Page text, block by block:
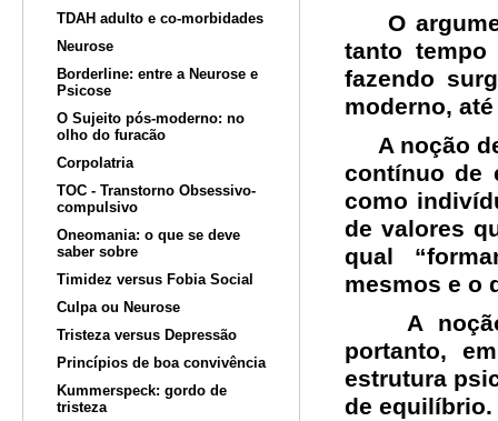
TDAH adulto e co-morbidades
Neurose
Borderline: entre a Neurose e
Psicose
O Sujeito pós-moderno: no
olho do furacão
Corpolatria
TOC - Transtorno Obsessivo-
compulsivo
Oneomania: o que se deve
saber sobre
Timidez versus Fobia Social
Culpa ou Neurose
Tristeza versus Depressão
Princípios de boa convivência
Kummerspeck: gordo de
tristeza
O
tanto
fazendo
moderno,
A noção
contínuo de
como
de valores
qual
mesmos e o
A noção
portanto,
estrutura
de equilíbrio.